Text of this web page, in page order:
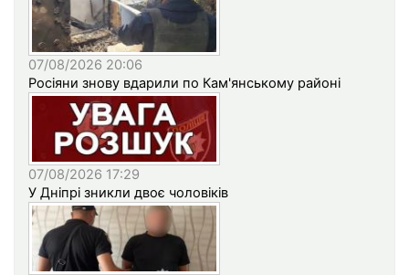
07/08/2026 20:06
Росіяни знову вдарили по Кам'янському районі
07/08/2026 17:29
У Дніпрі зникли двоє чоловіків